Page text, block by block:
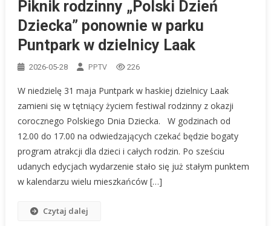
Piknik rodzinny „Polski Dzień
Dziecka” ponownie w parku
Puntpark w dzielnicy Laak
2026-05-28 PPTV 226
W niedzielę 31 maja Puntpark w haskiej dzielnicy Laak
zamieni się w tętniący życiem festiwal rodzinny z okazji
corocznego Polskiego Dnia Dziecka. W godzinach od
12.00 do 17.00 na odwiedzających czekać będzie bogaty
program atrakcji dla dzieci i całych rodzin. Po sześciu
udanych edycjach wydarzenie stało się już stałym punktem
w kalendarzu wielu mieszkańców […]
Czytaj dalej